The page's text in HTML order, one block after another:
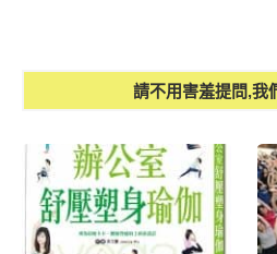
請不用害羞提問,我